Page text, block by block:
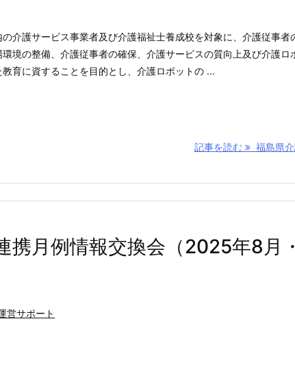
介護サービス事業者及び介護福祉士養成校を対象に、介護従事者
境の整備、介護従事者の確保、介護サービスの質向上及び介護ロ
育に資することを目的とし、介護ロボットの ...
記事を読む 福島県
携月例情報交換会（2025年8月
営サポート